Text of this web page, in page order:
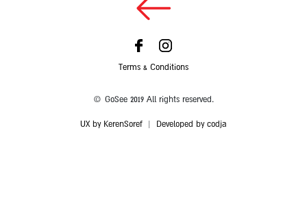
Terms & Conditions
© GoSee 2019 All rights reserved.
UX by KerenSoref Developed by codja